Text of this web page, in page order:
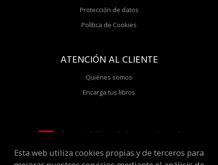
Protección de datos
Política de Cookies
ATENCIÓN AL CLIENTE
Quiénes somos
Encarga tus libros
Esta actividad ha recibido una ayuda para la
Esta web utiliza cookies propias y de terceros para